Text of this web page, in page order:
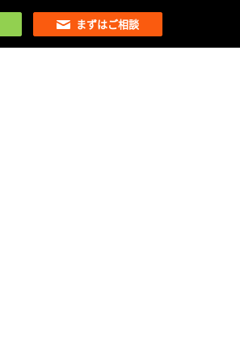
まずはご相談